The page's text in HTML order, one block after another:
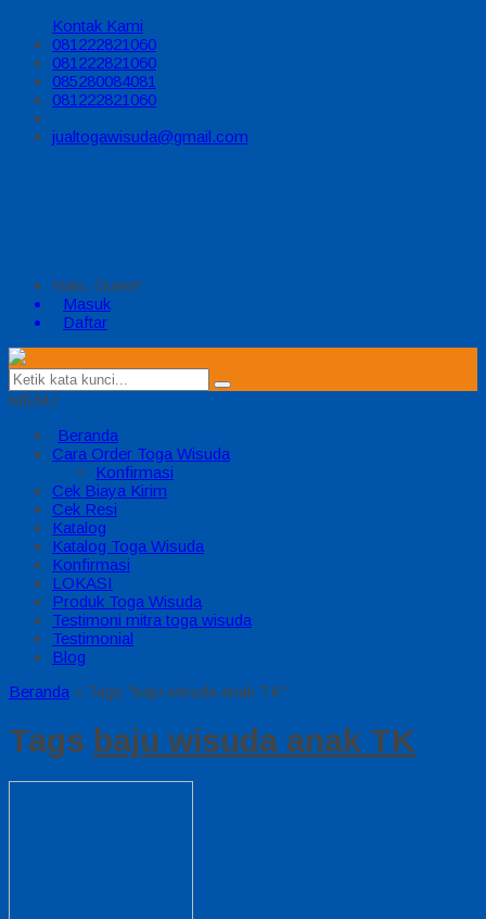
Kontak Kami
081222821060
081222821060
085280084081
081222821060
jualtogawisuda@gmail.com
Halo, Guest!
Masuk
Daftar
MENU
Beranda
Cara Order Toga Wisuda
Konfirmasi
Cek Biaya Kirim
Cek Resi
Katalog
Katalog Toga Wisuda
Konfirmasi
LOKASI
Produk Toga Wisuda
Testimoni mitra toga wisuda
Testimonial
Blog
Beranda » Tags "baju wisuda anak TK"
Tags baju wisuda anak TK